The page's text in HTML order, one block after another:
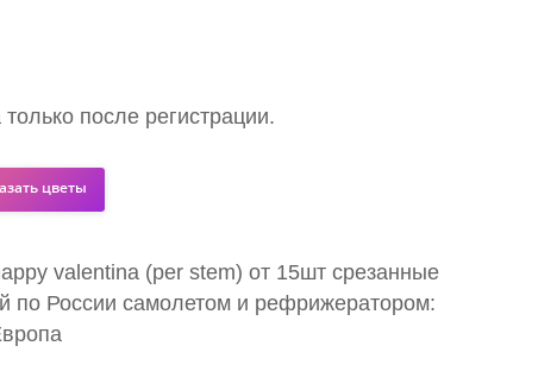
после регистрации.
цветы
valentina (per stem) от 15шт срезанные
по России самолетом и рефрижератором: